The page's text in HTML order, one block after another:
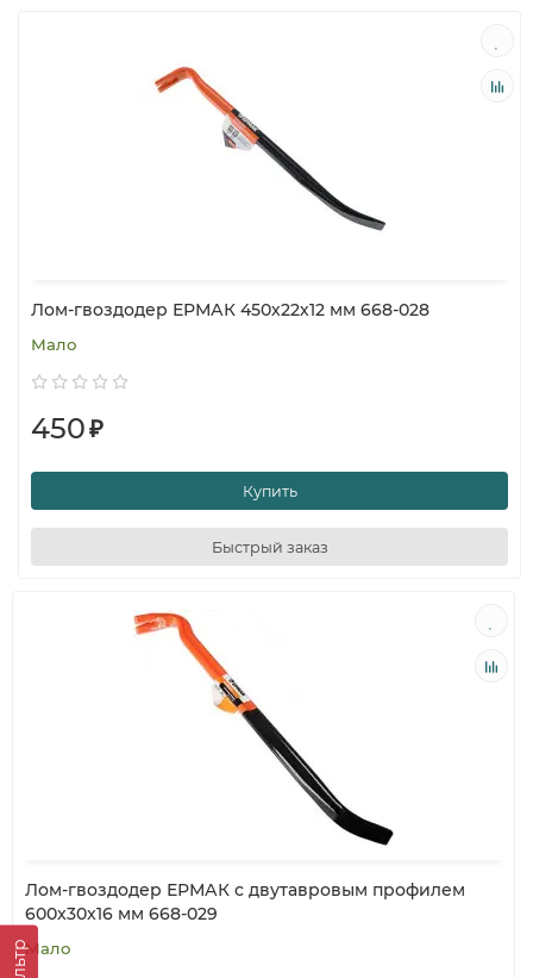
Лом-гвоздодер ЕРМАК 450х22х12 мм 668-028
Мало
450₽
Купить
Быстрый заказ
Лом-гвоздодер ЕРМАК с двутавровым профилем
600x30x16 мм 668-029
Мало